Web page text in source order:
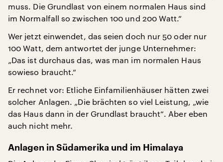
muss. Die Grundlast von einem normalen Haus sind
im Normalfall so zwischen 100 und 200 Watt.“
Wer jetzt einwendet, das seien doch nur 50 oder nur
100 Watt, dem antwortet der junge Unternehmer:
„Das ist durchaus das, was man im normalen Haus
sowieso braucht.“
Er rechnet vor: Etliche Einfamilienhäuser hätten zwei
solcher Anlagen. „Die brächten so viel Leistung, „wie
das Haus dann in der Grundlast braucht“. Aber eben
auch nicht mehr.
Anlagen in Südamerika und im Himalaya